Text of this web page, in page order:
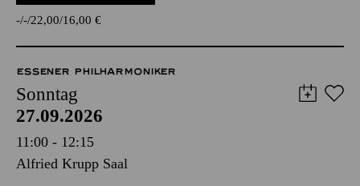
- - 22,00 16,00 €
ESSENER PHILHARMONIKER
Sonntag
27.09.2026
11:00 - 12:15
Alfried Krupp Saal